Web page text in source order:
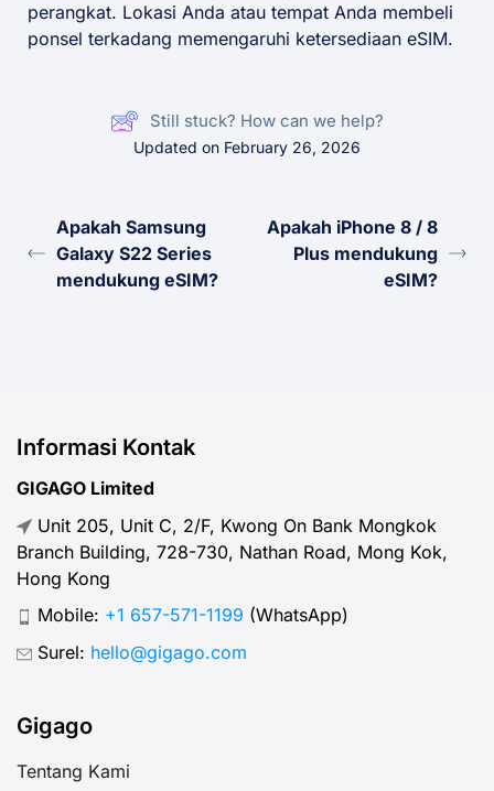
perangkat. Lokasi Anda atau tempat Anda membeli
ponsel terkadang memengaruhi ketersediaan eSIM.
Still stuck? How can we help?
Updated on February 26, 2026
Apakah Samsung
Galaxy S22 Series
mendukung eSIM?
Apakah iPhone 8 / 8
Plus mendukung
eSIM?
Informasi Kontak
GIGAGO Limited
Unit 205, Unit C, 2/F, Kwong On Bank Mongkok
Branch Building, 728-730, Nathan Road, Mong Kok,
Hong Kong
Mobile: +1 657-571-1199 (WhatsApp)
Surel: hello@gigago.com
Gigago
Tentang Kami